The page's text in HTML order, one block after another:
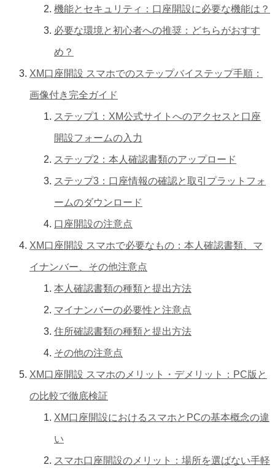
機能とセキュリティ：口座開設に必要な機能は？
必要な環境と初心者への推奨：どちらがおすす
め？
XM口座開設 スマホでのステップバイステップ手順：
画像付き完全ガイド
ステップ1：XM公式サイトへのアクセスと口座
開設フォームの入力
ステップ2：本人確認書類のアップロード
ステップ3：口座情報の確認と取引プラットフォ
ームのダウンロード
口座開設の注意点
XM口座開設 スマホで必要なもの：本人確認書類、マ
イナンバー、その他注意点
本人確認書類の種類と提出方法
マイナンバーの必要性と注意点
住所確認書類の種類と提出方法
その他の注意点
XM口座開設 スマホのメリット・デメリット：PC版と
の比較で徹底検証
XM口座開設におけるスマホとPCの基本概念の違
い
スマホ口座開設のメリット：場所を選ばない手軽